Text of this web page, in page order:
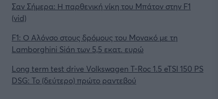
Σαν Σήμερα: Η παρθενική νίκη του Μπάτον στην F1
(vid)
F1: Ο Αλόνσο στους δρόμους του Μονακό με τη
Lamborghini Sián των 5,5 εκατ. ευρώ
Long term test drive Volkswagen T-Roc 1.5 eTSI 150 PS
DSG: Το (δεύτερο) πρώτο ραντεβού